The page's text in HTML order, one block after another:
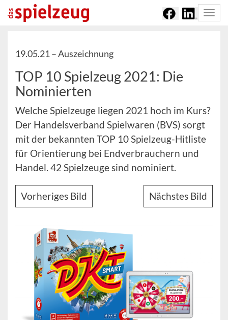
19.05.21 –Auszeichnung
TOP 10 Spielzeug 2021: Die
Nominierten
Welche Spielzeuge liegen 2021 hoch im Kurs?
Der Handelsverband Spielwaren (BVS) sorgt
mit der bekannten TOP 10 Spielzeug-Hitliste
für Orientierung bei Endverbrauchern und
Handel. 42 Spielzeuge sind nominiert.
Vorheriges Bild Nächstes Bild